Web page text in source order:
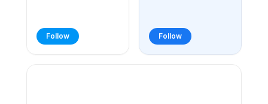
Follow Follow
L'appli
MobiLille